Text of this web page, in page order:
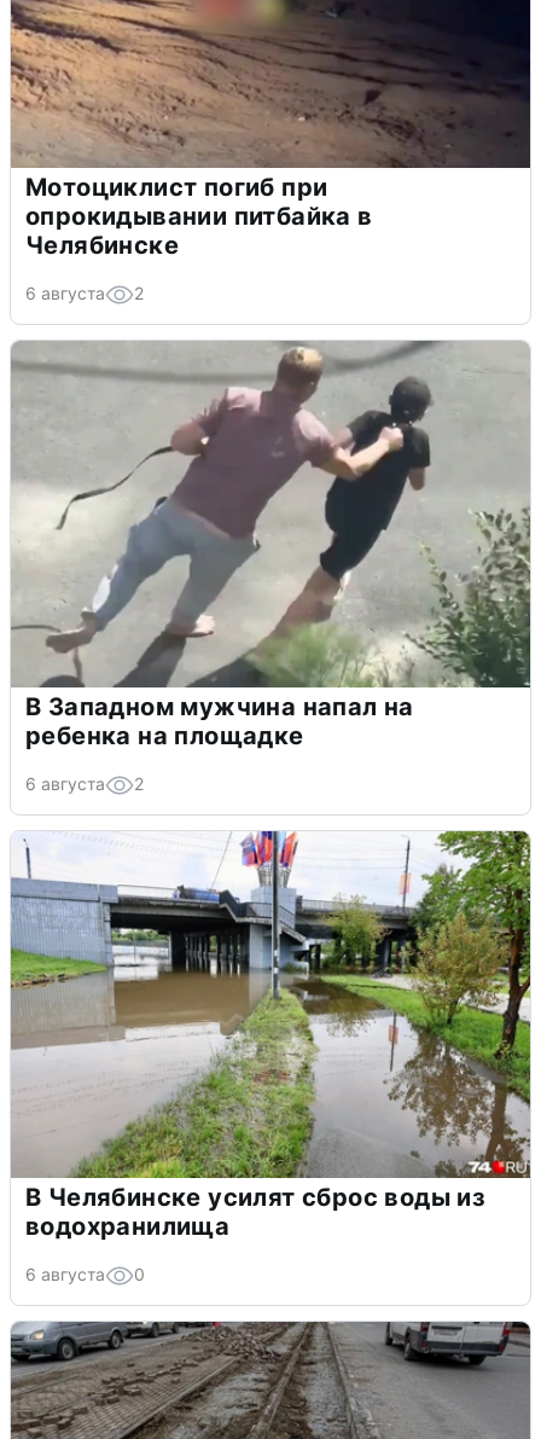
Мотоциклист погиб при
опрокидывании питбайка в
Челябинске
6 августа 2
В Западном мужчина напал на
ребенка на площадке
6 августа 2
В Челябинске усилят сброс воды из
водохранилища
6 августа 0